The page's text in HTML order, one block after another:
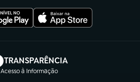
TRANSPARÊNCIA
Acesso à Informação
(abre em nova aba)